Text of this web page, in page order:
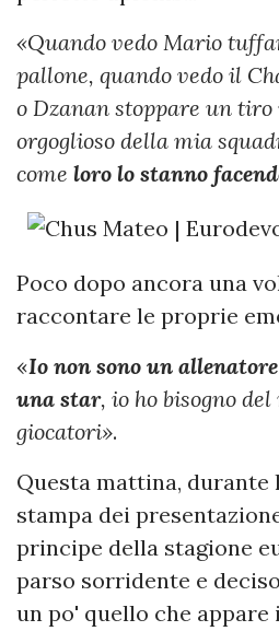
«Quando vedo Mario
pallone, quando vedo il
o Dzanan stoppare un tiro
orgoglioso della mia
come loro lo stanno
Poco dopo ancora una
raccontare le proprie
«Io non sono un allenatore
una star, io ho bisogno
giocatori».
Questa mattina, durante
stampa dei
principe della stagione
parso sorridente e
un po' quello che